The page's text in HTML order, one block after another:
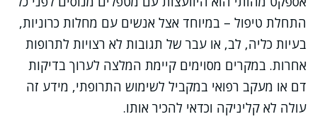
התחלת טיפול – במיוחד אצל אנשים עם מחלות כרוניות,
בעיות כליה, לב, או עבר של תגובות לא רצויות לתרופות
אחרות. במקרים מסוימים קיימת המלצה לערוך בדיקות
דם או מעקב רפואי במקביל לשימוש התרופתי, מידע זה
עולה לא קליניקה וכדאי להכיר אותו.